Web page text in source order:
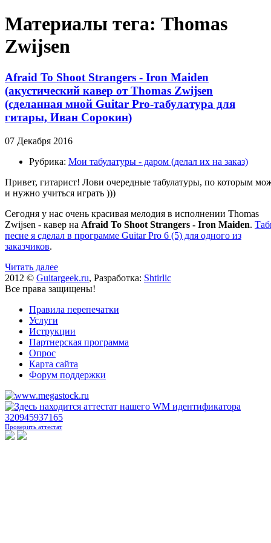
Материалы тега: Thomas
Zwijsen
Afraid To Shoot Strangers - Iron Maiden
(акустический кавер от Thomas Zwijsen
(сделанная мной Guitar Pro-табулатура для
гитары, Иван Сорокин)
07 Декабря 2016
Рубрика: Мои табулатуры - даром (делал их на заказ)
Привет, гитарист! Лови очередные табулатуры, по которым
и нужно учиться играть )))
Сегодня у нас очень красивая мелодия в исполнении Thomas
Zwijsen - кавер на Afraid To Shoot Strangers - Iron Maiden.
песне я сделал в программе Guitar Pro 6 (5) для одного из
заказчиков.
Читать далее
2012 © Guitargeek.ru, Разработка: Shtirlic
Все права защищены!
Правила перепечатки
Услуги
Иструкции
Партнерская программа
Опрос
Карта сайта
Форум поддержки
Проверить аттестат